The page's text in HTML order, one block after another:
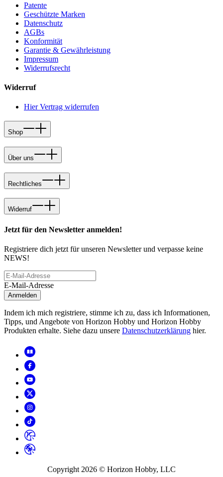
Patente
Geschützte Marken
Datenschutz
AGBs
Konformität
Garantie & Gewährleistung
Impressum
Widerrufsrecht
Widerruf
Hier Vertrag widerrufen
Shop
Über uns
Rechtliches
Widerruf
Jetzt für den Newsletter anmelden!
Registriere dich jetzt für unseren Newsletter und verpasse keine
NEWS!
E-Mail-Adresse
Anmelden
Indem ich mich registriere, stimme ich zu, dass ich Informationen,
Tipps, und Angebote von Horizon Hobby und Horizon Hobby
Produkten erhalte. Siehe dazu unsere Datenschutzerklärung hier.
Copyright 2026 © Horizon Hobby, LLC